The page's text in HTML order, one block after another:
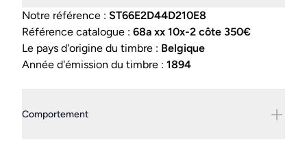
Notre référence : ST66E2D44D210E8
Référence catalogue : 68a xx 10x-2 côte 350€
Le pays d'origine du timbre : Belgique
Année d'émission du timbre : 1894
Comportement